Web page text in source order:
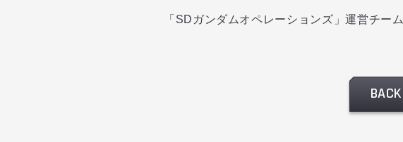
「SDガンダムオペレーションズ」運営チーム
BACK